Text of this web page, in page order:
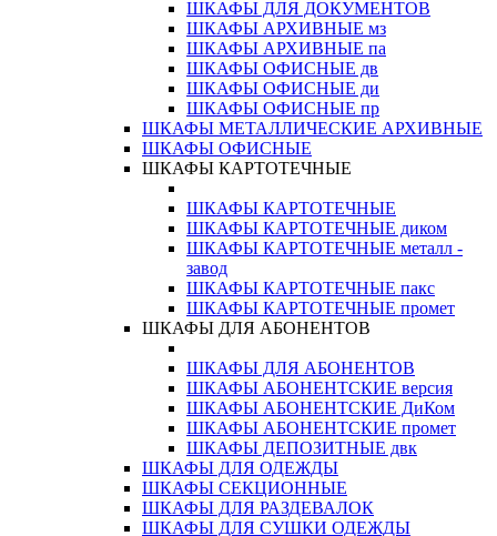
ШКАФЫ ДЛЯ ДОКУМЕНТОВ
ШКАФЫ АРХИВНЫЕ мз
ШКАФЫ АРХИВНЫЕ па
ШКАФЫ ОФИСНЫЕ дв
ШКАФЫ ОФИСНЫЕ ди
ШКАФЫ ОФИСНЫЕ пр
ШКАФЫ МЕТАЛЛИЧЕСКИЕ АРХИВНЫЕ
ШКАФЫ ОФИСНЫЕ
ШКАФЫ КАРТОТЕЧНЫЕ
ШКАФЫ КАРТОТЕЧНЫЕ
ШКАФЫ КАРТОТЕЧНЫЕ диком
ШКАФЫ КАРТОТЕЧНЫЕ металл -
завод
ШКАФЫ КАРТОТЕЧНЫЕ пакс
ШКАФЫ КАРТОТЕЧНЫЕ промет
ШКАФЫ ДЛЯ АБОНЕНТОВ
ШКАФЫ ДЛЯ АБОНЕНТОВ
ШКАФЫ АБОНЕНТСКИЕ версия
ШКАФЫ АБОНЕНТСКИЕ ДиКом
ШКАФЫ АБОНЕНТСКИЕ промет
ШКАФЫ ДЕПОЗИТНЫЕ двк
ШКАФЫ ДЛЯ ОДЕЖДЫ
ШКАФЫ СЕКЦИОННЫЕ
ШКАФЫ ДЛЯ РАЗДЕВАЛОК
ШКАФЫ ДЛЯ СУШКИ ОДЕЖДЫ